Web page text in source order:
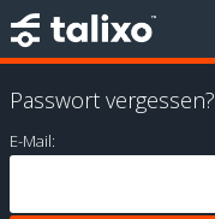
Passwort vergessen?
E-Mail: